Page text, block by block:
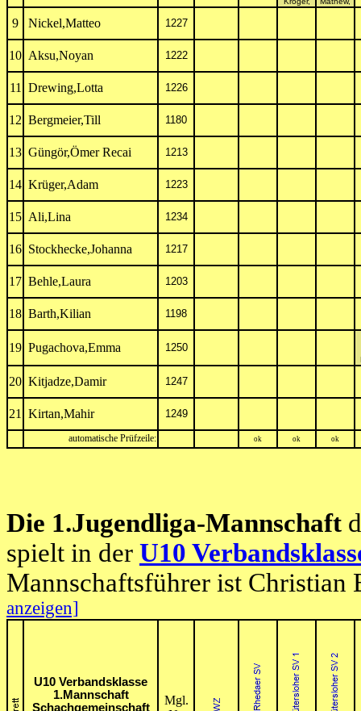
9 Nickel,Matteo 1227
10 Aksu,Noyan 1222
11 Drewing,Lotta 1226
12 Bergmeier,Till 1180
13 Güngör,Ömer Recai 1213
14 Krüger,Adam 1223
15 Ali,Lina 1234
16 Stockhecke,Johanna 1217
17 Behle,Laura 1203
18 Barth,Kilian 1198
19 Pugachova,Emma 1250
20 Kitjadze,Damir 1247
21 Kirtan,Mahir 1249
automatische Prüfzeile: ok ok ok
Die 1.Jugendliga-Mannschaft
spielt in der U10
Mannschaftsführer ist Christian
anzeigen]
U10 Verbandsklasse
1.Mannschaft
Schachgemeinschaft
Mgl.